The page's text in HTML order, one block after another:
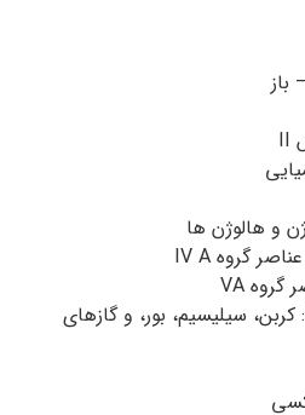
فصل 24 : نافلزات، بخش IV: کربن، سیلیسیم، بور، و گازهای